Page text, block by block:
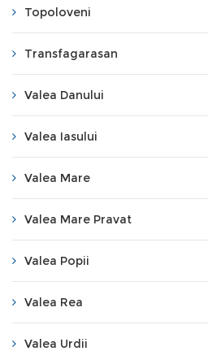
Topoloveni
Transfagarasan
Valea Danului
Valea Iasului
Valea Mare
Valea Mare Pravat
Valea Popii
Valea Rea
Valea Urdii